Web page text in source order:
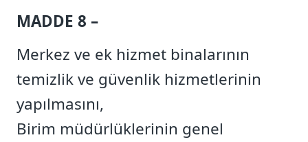
MADDE 8 –
Merkez ve ek hizmet binalarının
temizlik ve güvenlik hizmetlerinin
yapılmasını,
Birim müdürlüklerinin genel